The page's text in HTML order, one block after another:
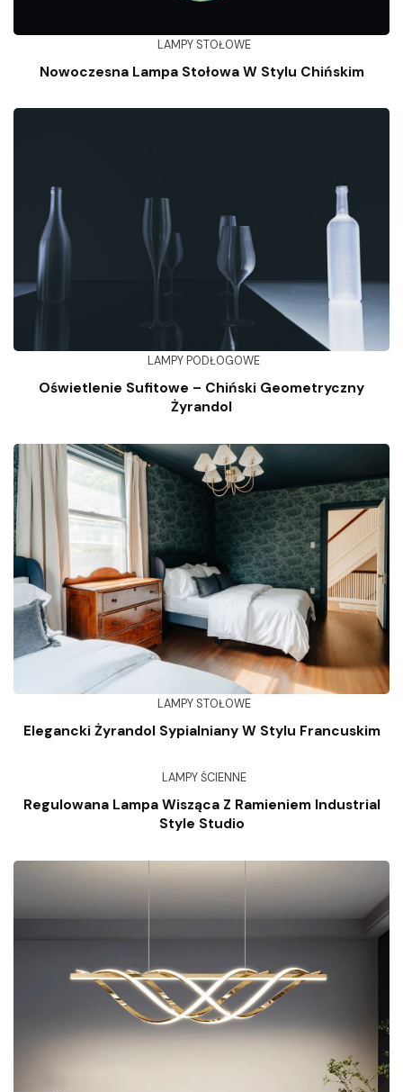
LAMPY STOŁOWE
Nowoczesna Lampa Stołowa W Stylu Chińskim
LAMPY PODŁOGOWE
Oświetlenie Sufitowe – Chiński Geometryczny
Żyrandol
LAMPY STOŁOWE
Elegancki Żyrandol Sypialniany W Stylu Francuskim
LAMPY ŚCIENNE
Regulowana Lampa Wisząca Z Ramieniem Industrial
Style Studio